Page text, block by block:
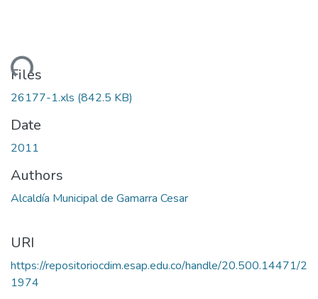
Files
26177-1.xls (842.5 KB)
Date
2011
Authors
Alcaldía Municipal de Gamarra Cesar
URI
https://repositoriocdim.esap.edu.co/handle/20.500.14471/2
1974